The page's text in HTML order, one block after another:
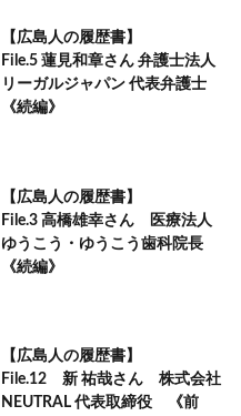
【広島人の履歴書】
File.5 蓮見和章さん 弁護士法人
リーガルジャパン 代表弁護士
《続編》
【広島人の履歴書】
File.3 高橋雄幸さん 医療法人
ゆうこう・ゆうこう歯科院長
《続編》
【広島人の履歴書】
File.12 新 祐哉さん 株式会社
NEUTRAL 代表取締役 《前